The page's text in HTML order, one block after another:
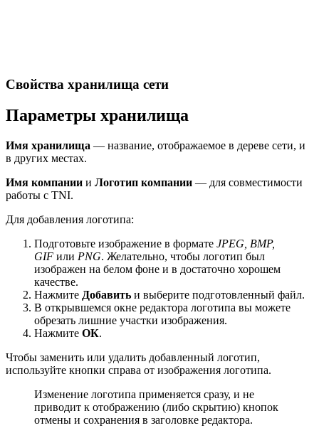
Свойства хранилища сети
Параметры хранилища
Имя хранилища — название, отображаемое в дереве сети, и
в других местах.
Имя компании и Логотип компании — для совместимости
работы c TNI.
Для добавления логотипа:
Подготовьте изображение в формате JPEG, BMP,
GIF или PNG. Желательно, чтобы логотип был
изображен на белом фоне и в достаточно хорошем
качестве.
Нажмите Добавить и выберите подготовленный файл.
В открывшемся окне редактора логотипа вы можете
обрезать лишние участки изображения.
Нажмите ОК.
Чтобы заменить или удалить добавленный логотип,
используйте кнопки справа от изображения логотипа.
Изменение логотипа применяется сразу, и не
приводит к отображению (либо скрытию) кнопок
отмены и сохранения в заголовке редактора.